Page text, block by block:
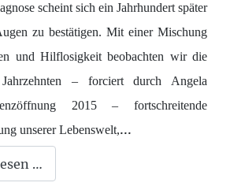
scheint sich ein Jahrhundert später
zu bestätigen. Mit einer Mischung
und Hilflosigkeit beobachten wir die
– forciert durch Angela
2015 – fortschreitende
unserer Lebenswelt,...
…